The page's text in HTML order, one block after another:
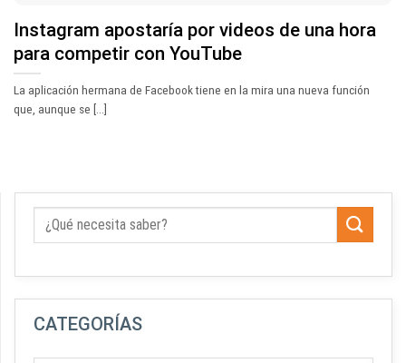
Instagram apostaría por videos de una hora
para competir con YouTube
La aplicación hermana de Facebook tiene en la mira una nueva función
que, aunque se [...]
CATEGORÍAS